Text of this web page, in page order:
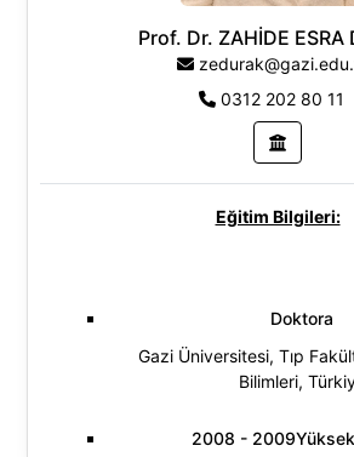
Prof. Dr. ZAHİDE ESRA
0312 202 80 11
Eğitim Bilgileri:
Doktora
Gazi Üniversitesi, Tıp
Bilimleri,
2008 -